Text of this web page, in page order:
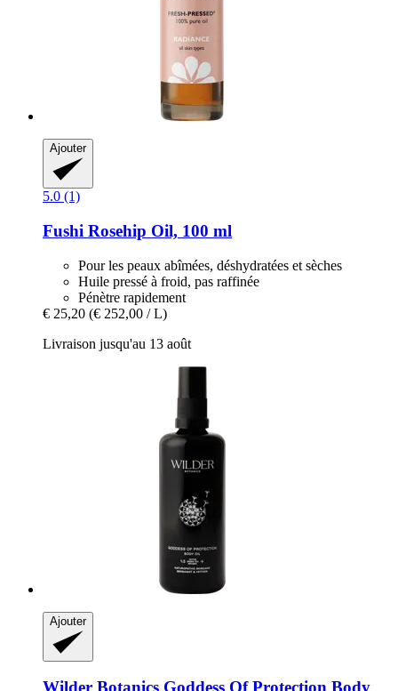
Ajouter
5.0 (1)
Fushi Rosehip Oil, 100 ml
Pour les peaux abîmées, déshydratées et sèches
Huile pressé à froid, pas raffinée
Pénètre rapidement
€ 25,20 (€ 252,00 / L)
Livraison jusqu'au 13 août
Ajouter